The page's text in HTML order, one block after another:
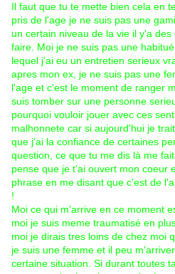
Il faut que tu te mette bien cela en
pris de l'age je ne suis pas une
un certain niveau de la vie il y'a
faire. Moi je ne suis pas une
lequel j'ai eu un entretien serieux
apres mon ex, je ne suis pas une
l'age et c'est le moment de ranger
suis tomber sur une personne
pourquoi vouloir jouer avec ces
malhonnete car si aujourd'hui je
que j'ai la confiance de certaines
question, ce que tu me dis là me
pense que je t'ai ouvert mon coeur
phrase en me disant que c'est de
!
Moi ce qui m'arrive en ce moment
moi je suis meme traumatisé en
moi je dirais tres loins de chez moi
je suis une femme et il peu
certaine situation. Si durant toutes